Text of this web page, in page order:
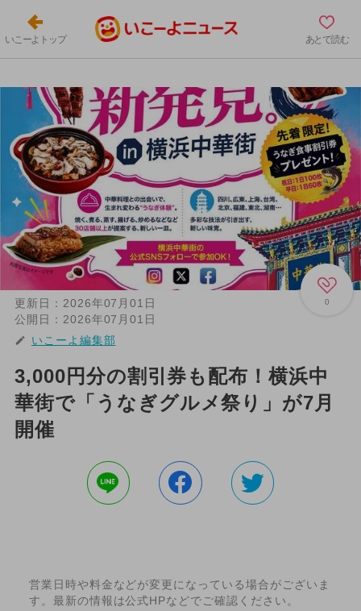
いこーよトップ あとで読む
0
更新日： 2026年07月01日
公開日： 2026年07月01日
いこーよ編集部
3,000円分の割引券も配布！横浜中
華街で「うなぎグルメ祭り」が7月
開催
営業日時や料金などが変更になっている場合がございま
す。最新の情報は公式HPなどでご確認ください。